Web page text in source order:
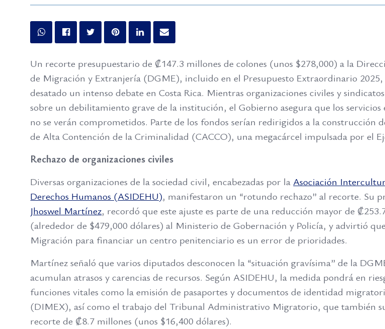
Un recorte presupuestario de ₡147.3 millones de colones (unos $278,000) a la
de Migración y Extranjería (DGME), incluido en el Presupuesto Extraordinario 2025,
desatado un intenso debate en Costa Rica. Mientras organizaciones civiles y
sobre un debilitamiento grave de la institución, el Gobierno asegura que los servicios
no se verán comprometidos. Parte de los fondos serían redirigidos a la construcción
de Alta Contención de la Criminalidad (CACCO), una megacárcel impulsada por el
Rechazo de organizaciones civiles
Diversas organizaciones de la sociedad civil, encabezadas por la Asociación
Derechos Humanos (ASIDEHU), manifestaron un “rotundo rechazo” al recorte. Su
Jhoswel Martínez, recordó que este ajuste es parte de una reducción mayor de
(alrededor de $479,000 dólares) al Ministerio de Gobernación y Policía, y advirtió
Migración para financiar un centro penitenciario es un error de prioridades.
Martínez señaló que varios diputados desconocen la “situación gravísima” de la
acumulan atrasos y carencias de recursos. Según ASIDEHU, la medida pondrá en
funciones vitales como la emisión de pasaportes y documentos de identidad
(DIMEX), así como el trabajo del Tribunal Administrativo Migratorio, que también
recorte de ₡8.7 millones (unos $16,400 dólares).